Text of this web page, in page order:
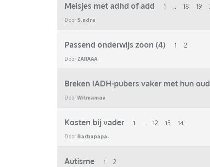
Meisjes met adhd of add 1 .. 18 19
Door S.ndra
Passend onderwijs zoon (4) 1 2
Door ZARAAA
Breken IADH-pubers vaker met hun
DoorWilmamaa
Kosten bij vader 1 .. 12 13 14
Door Barbapapa.
Autisme 1 2